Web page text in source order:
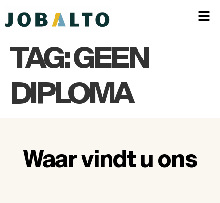
TAG:GEEN
DIPLOMA
Waar vindt u ons